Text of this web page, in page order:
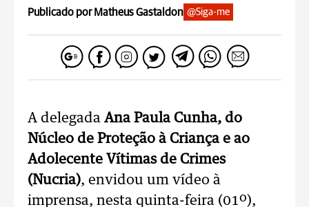
Publicado por Matheus Gastaldon @Siga-me
A delegada Ana Paula Cunha, do
Núcleo de Proteção à Criança e ao
Adolecente Vítimas de Crimes
(Nucria), envidou um vídeo à
imprensa, nesta quinta-feira (01º),